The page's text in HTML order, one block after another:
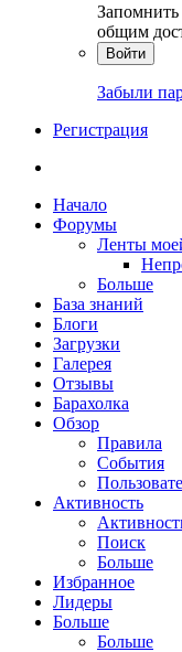
Запомнить
общим
Войти
Забыли
Регистрация
Начало
Форумы
Ленты
Больше
База знаний
Блоги
Загрузки
Галерея
Отзывы
Барахолка
Обзор
Правила
События
Активность
Поиск
Больше
Избранное
Лидеры
Больше
Больше